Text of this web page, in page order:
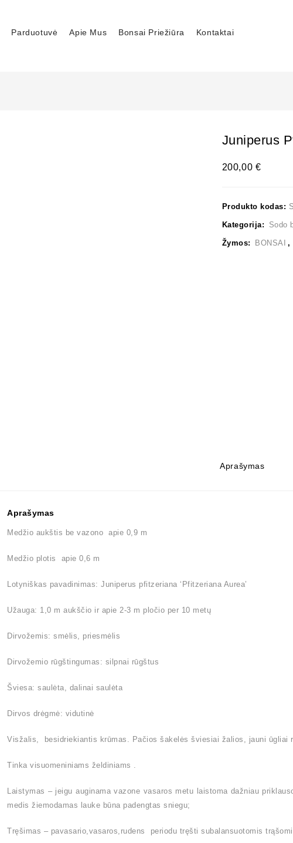
Parduotuvė Apie Mus Bonsai Priežiūra Kontaktai
Juniperus
200,00 €
Produkto kodas:
Kategorija: Sodo
Žymos: BONSAI ,
Aprašymas
Aprašymas
Medžio aukštis be vazono apie 0,9 m
Medžio plotis apie 0,6 m
Lotyniškas pavadinimas: Juniperus pfitzeriana ‘Pfitzeriana Aurea’
Užauga: 1,0 m aukščio ir apie 2-3 m pločio per 10 metų
Dirvožemis: smėlis, priesmėlis
Dirvožemio rūgštingumas: silpnai rūgštus
Šviesa: saulėta, dalinai saulėta
Dirvos drėgmė: vidutinė
Visžalis, besidriekiantis krūmas. Pačios šakelės šviesiai žalios, jauni ūgliai
Tinka visuomeniniams želdiniams .
Laistymas – jeigu auginama vazone vasaros metu laistoma dažniau
medis žiemodamas lauke būna padengtas sniegu;
Tręšimas – pavasario,vasaros,rudens periodu tręšti subalansuotomis